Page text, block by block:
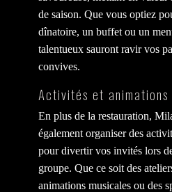
de saison. Que vous optiez
dînatoire, un buffet ou un
talentueux sauront ravir vos
convives.
Activités et animations
En plus de la restauration,
également organiser des
pour divertir vos invités lors
groupe. Que ce soit des
animations musicales ou des